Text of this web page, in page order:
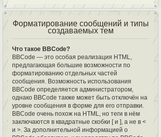
Форматирование сообщений и типы
создаваемых тем
Что такое BBCode?
BBCode — это особая реализация HTML,
предлагающая большие возможности по
форматированию отдельных частей
сообщения. Возможность использования
BBCode определяется администратором,
однако BBCode также может быть отключён на
уровне сообщения в форме для его отправки.
BBCode очень похож на HTML, но теги в нём
заключаются в квадратные скобки [ и ], а не в <
и >. За дополнительной информацией о